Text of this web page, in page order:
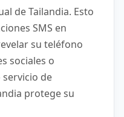
de Tailandia. Esto
SMS en
su teléfono
sociales o
de
protege su